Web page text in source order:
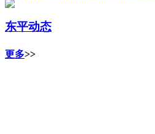
东平动态
更多>>